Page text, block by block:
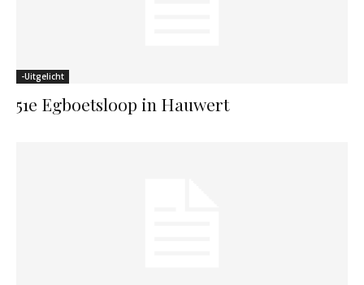
-Uitgelicht
51e Egboetsloop in Hauwert